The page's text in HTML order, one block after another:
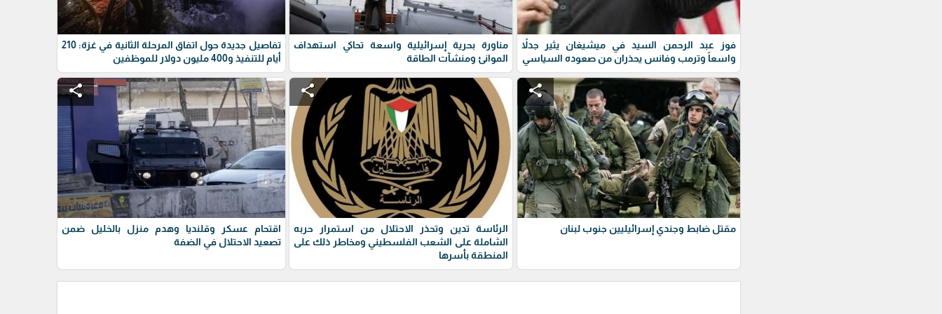
فوز عبد الرحمن السيد في ميشيغان يثير جدلاً
واسعاً وترمب وفانس يحذران من صعوده السياسي
مناورة بحرية إسرائيلية واسعة تحاكي استهداف
الموانئ ومنشآت الطاقة
تفاصيل جديدة حول اتفاق المرحلة الثانية في غزة: 210
أيام للتنفيذ و400 مليون دولار للموظفين
share
مقتل ضابط وجندي إسرائيليين جنوب لبنان
share
الرئاسة تدين وتحذر الاحتلال من استمرار حربه
الشاملة على الشعب الفلسطيني ومخاطر ذلك على
المنطقة بأسرها
share
اقتحام عسكر وقلنديا وهدم منزل بالخليل ضمن
تصعيد الاحتلال في الضفة